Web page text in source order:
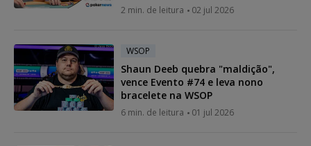
2 min. de leitura 02 jul 2026
WSOP
Shaun Deeb quebra "maldição",
vence Evento #74 e leva nono
bracelete na WSOP
6 min. de leitura 01 jul 2026